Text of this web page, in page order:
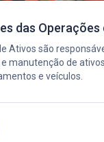
das Operações
Ativos são
manutenção de
e veículos.